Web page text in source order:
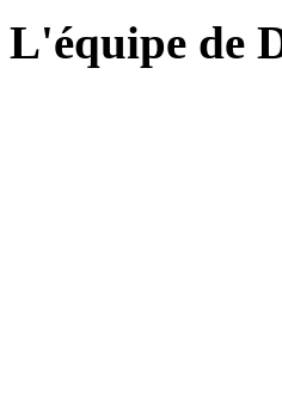
L'équipe de